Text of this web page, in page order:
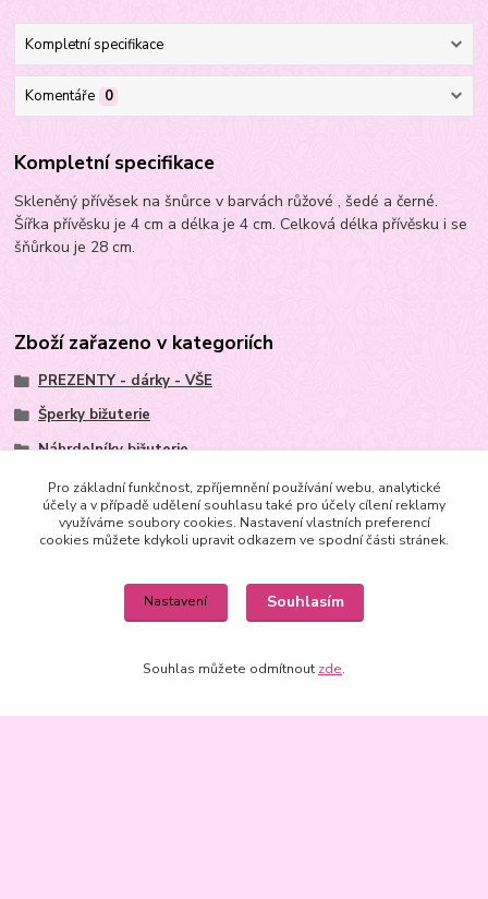
Kompletní specifikace
Komentáře 0
Kompletní specifikace
Skleněný přívěsek na šnůrce v barvách růžové , šedé a černé.
Šířka přívěsku je 4 cm a délka je 4 cm. Celková délka přívěsku i se
šňůrkou je 28 cm.
Zboží zařazeno v kategoriích
PREZENTY - dárky - VŠE
Šperky bižuterie
Náhrdelníky bižuterie
Ostatní skleněné výrobky
Dárky do 200 Kč
Dárky do 1000 Kč
Pro základní funkčnost, zpříjemnění používání webu, analytické
účely a v případě udělení souhlasu také pro účely cílení reklamy
využíváme soubory cookies. Nastavení vlastních preferencí
cookies můžete kdykoli upravit odkazem ve spodní části stránek.
Nastavení Souhlasím
Souhlas můžete odmítnout zde.